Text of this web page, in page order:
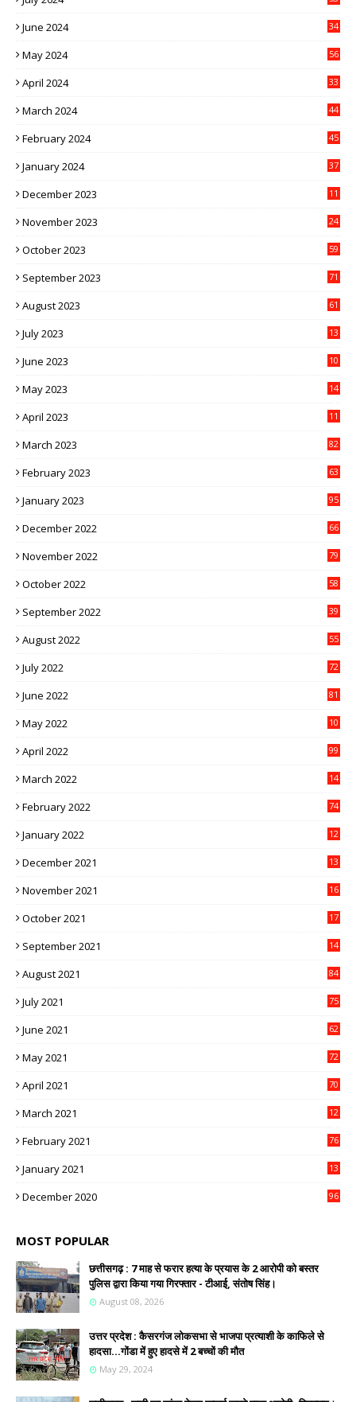
June 2024 34
May 2024 56
April 2024 33
March 2024 44
February 2024 45
January 2024 37
December 2023 11
November 2023 24
October 2023 59
September 2023 71
August 2023 61
July 2023
13
June 2023
10
May 2023
14
April 2023
11
March 2023 82
February 2023 63
January 2023 95
December 2022 66
November 2022 79
October 2022 58
September 2022 39
August 2022 55
July 2022 72
June 2022 81
May 2022
10
April 2022 99
March 2022
14
February 2022 74
January 2022
12
December 2021
13
November 2021
16
October 2021
17
September 2021
14
August 2021 84
July 2021 75
June 2021 62
May 2021 72
April 2021 70
March 2021
12
February 2021 76
January 2021
13
December 2020 96
MOST POPULAR
छत्तीसगढ़ : 7 माह से फरार हत्या के प्रयास के 2 आरोपी को बस्तर
पुलिस द्वारा किया गया गिरफ्तार - टीआई, संतोष सिंह।
August 08, 2026
उत्तर प्रदेश : कैसरगंज लोकसभा से भाजपा प्रत्याशी के काफिले से
हादसा...गोंडा में हुए हादसे में 2 बच्चों की मौत
May 29, 2024